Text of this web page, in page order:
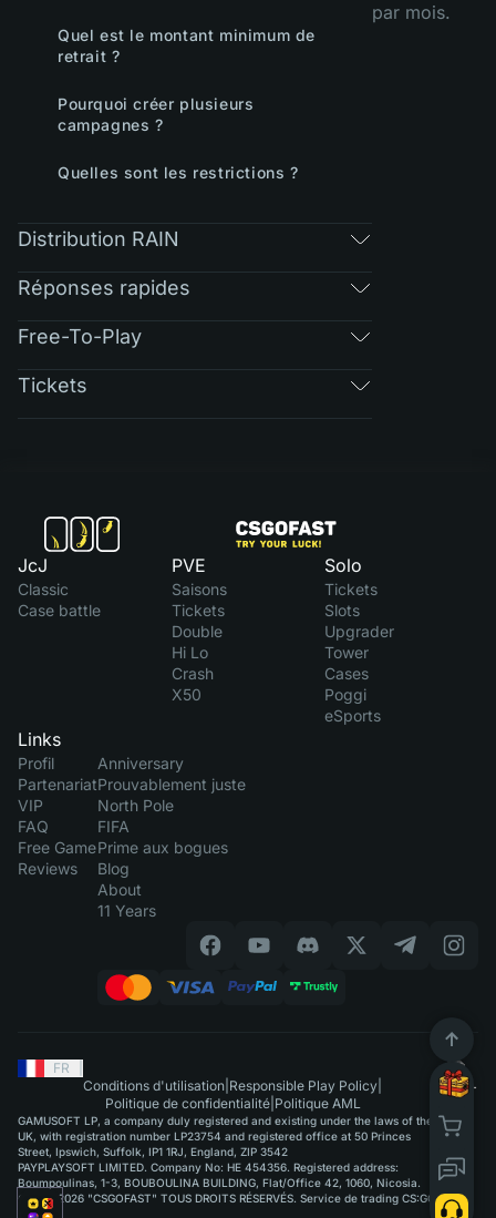
Quel est le montant minimum de
retrait ?
Pourquoi créer plusieurs
campagnes ?
Quelles sont les restrictions ?
Distribution RAIN
Réponses rapides
Free-To-Play
Tickets
par mois.
JcJ
Classic
Case battle
PVE
Saisons
Tickets
Double
Hi Lo
Crash
X50
Solo
Tickets
Slots
Upgrader
Tower
Cases
Poggi
eSports
Links
Profil
Partenariat
VIP
FAQ
Free Game
Reviews
Anniversary
Prouvablement juste
North Pole
FIFA
Prime aux bogues
Blog
About
11 Years
FR
Conditions d'utilisation Responsible Play Policy
Politique de confidentialité| Politique AML
GAMUSOFT LP, a company duly registered and existing under the laws of the
UK, with registration number LP23754 and registered office at 50 Princes
Street, Ipswich, Suffolk, IP1 1RJ, England, ZIP 3542
PAYPLAYSOFT LIMITED. Company No: HE 454356. Registered address:
Boumpoulinas, 1-3, BOUBOULINA BUILDING, Flat/Office 42, 1060, Nicosia.
©2015-2026 "CSGOFAST" TOUS DROITS RÉSERVÉS. Service de trading CS:GO